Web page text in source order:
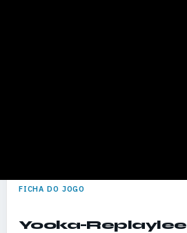
FICHA DO JOGO
Yooka-Replaylee